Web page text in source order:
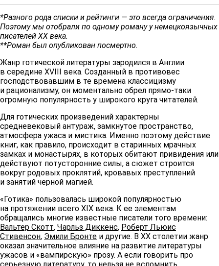
*Разного рода списки и рейтинги — это всегда ограничения.
Поэтому мы отобрали по одному роману у немецкоязычных
писателей XX века.
**Роман был опубликован посмертно.
Жанр готической литературы зародился в Англии
в середине XVIII века. Созданный в противовес
господствовавшим в те времена классицизму
и рационализму, он моментально обрел прямо-таки
огромную популярность у широкого круга читателей.
Для готических произведений характерны
средневековый антураж, замкнутое пространство,
атмосфера ужаса и мистика. Именно поэтому действие
книг, как правило, происходит в старинных мрачных
замках и монастырях, в которых обитают привидения или
действуют потусторонние силы, а сюжет строится
вокруг родовых проклятий, кровавых преступлений
и занятий черной магией.
«Готика» пользовалась широкой популярностью
на протяжении всего XIX века. К ее элементам
обращались многие известные писатели того времени:
Вальтер Скотт, Чарльз Диккенс, Роберт Льюис
Стивенсон, Эмили Бронте и другие. В XX столетии жанр
оказал значительное влияние на развитие литературы
ужасов и «вампирскую» прозу. А если говорить про